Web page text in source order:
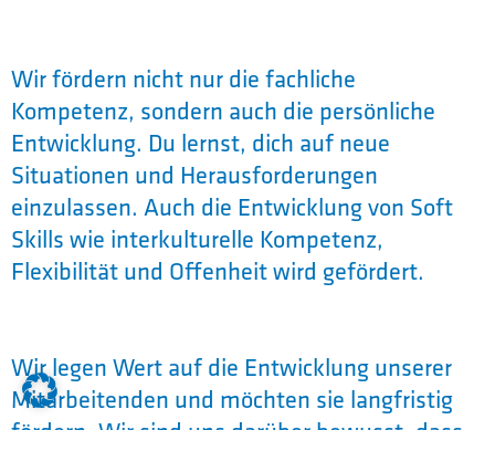
Wir fördern nicht nur die fachliche
Kompetenz, sondern auch die persönliche
Entwicklung. Du lernst, dich auf neue
Situationen und Herausforderungen
einzulassen. Auch die Entwicklung von Soft
Skills wie interkulturelle Kompetenz,
Flexibilität und Offenheit wird gefördert.
Wir legen Wert auf die Entwicklung unserer
Mitarbeitenden und möchten sie langfristig
fördern. Wir sind uns darüber bewusst, dass